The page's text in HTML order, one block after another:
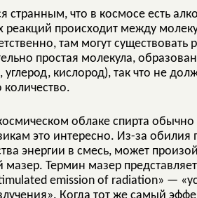
странным, что в космосе есть
реакций происходит между
там могут
простая молекула,
кислород), так что не
количество.
облаке спирта
это интересно. Из-за
энергии в смесь, может
мазер. Термин мазер
emission of radiation» —